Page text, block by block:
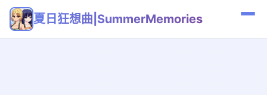
夏日狂想曲|SummerMemories